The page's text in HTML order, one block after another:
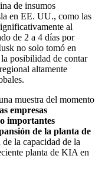
de insumos
en EE. UU., como las
al
de 2 a 4 días por
no solo tomó en
posibilidad de contar
altamente
muestra del momento
empresas
importantes
de la planta de
la capacidad de la
planta de KIA en